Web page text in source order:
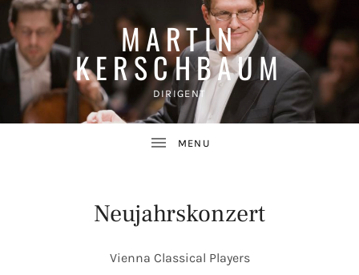
MARTIN
KERSCHBAUM
DIRIGENT
Neujahrskonzert
Vienna Classical Players